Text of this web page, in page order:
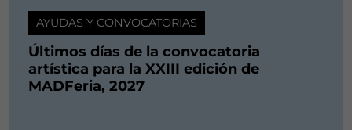
AYUDAS Y CONVOCATORIAS
Últimos días de la convocatoria
artística para la XXIII edición de
MADFeria, 2027